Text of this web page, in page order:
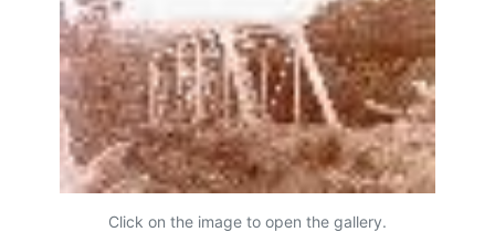
Click on the image to open the gallery.